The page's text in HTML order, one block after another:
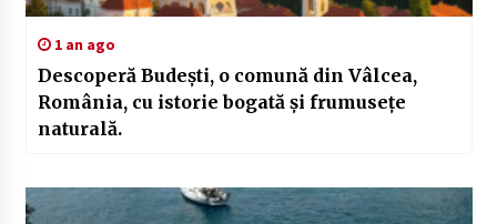
1 an ago
Descoperă Budești, o comună din Vâlcea,
România, cu istorie bogată și frumusețe
naturală.